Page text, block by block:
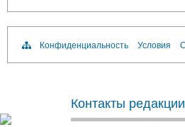
Конфиденциальность Условия
Контакты редакции